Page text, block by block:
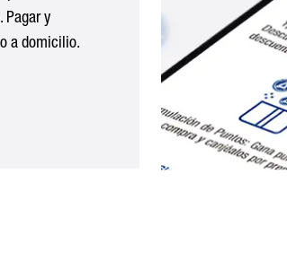
Pagar y
a domicilio.